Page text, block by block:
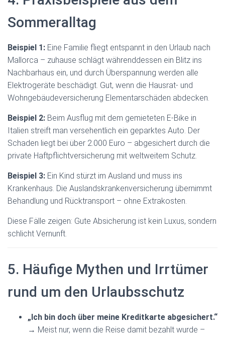
Sommeralltag
Beispiel 1: Eine Familie fliegt entspannt in den Urlaub nach
Mallorca – zuhause schlägt währenddessen ein Blitz ins
Nachbarhaus ein, und durch Überspannung werden alle
Elektrogeräte beschädigt. Gut, wenn die Hausrat- und
Wohngebäudeversicherung Elementarschäden abdecken.
Beispiel 2: Beim Ausflug mit dem gemieteten E-Bike in
Italien streift man versehentlich ein geparktes Auto. Der
Schaden liegt bei über 2.000 Euro – abgesichert durch die
private Haftpflichtversicherung mit weltweitem Schutz.
Beispiel 3: Ein Kind stürzt im Ausland und muss ins
Krankenhaus. Die Auslandskrankenversicherung übernimmt
Behandlung und Rücktransport – ohne Extrakosten.
Diese Fälle zeigen: Gute Absicherung ist kein Luxus, sondern
schlicht Vernunft.
5. Häufige Mythen und Irrtümer
rund um den Urlaubsschutz
„Ich bin doch über meine Kreditkarte abgesichert.“
→ Meist nur, wenn die Reise damit bezahlt wurde –